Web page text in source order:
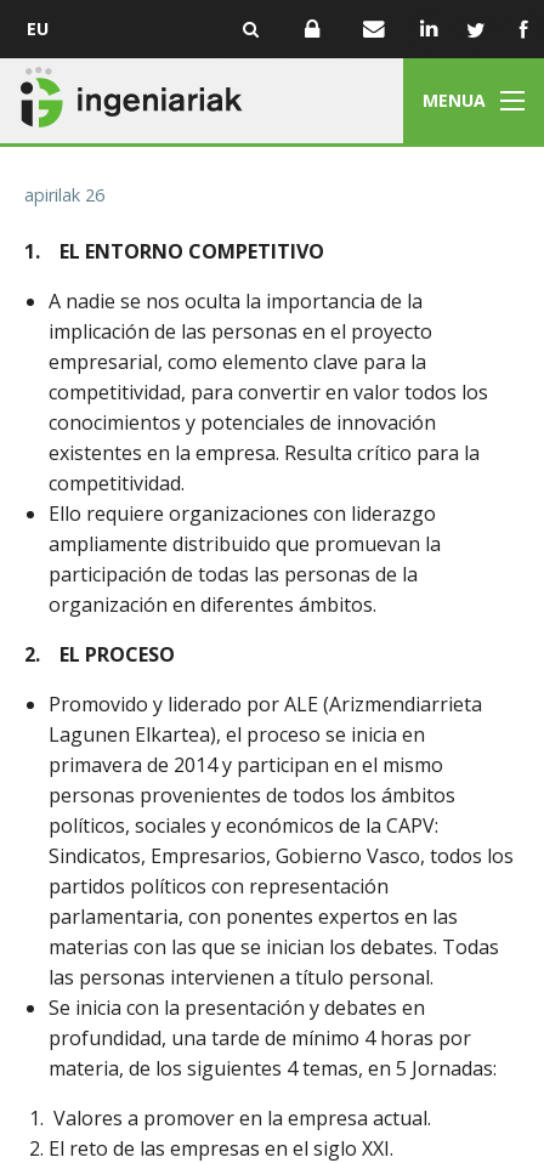
EU
MENUA
apirilak 26
1.
EL ENTORNO COMPETITIVO
A nadie se nos oculta la importancia de la
implicación de las personas en el proyecto
empresarial, como elemento clave para la
competitividad, para convertir en valor todos los
conocimientos y potenciales de innovación
existentes en la empresa. Resulta crítico para la
competitividad.
Ello requiere organizaciones con liderazgo
ampliamente distribuido que promuevan la
participación de todas las personas de la
organización en diferentes ámbitos.
2.
EL PROCESO
Promovido y liderado por ALE (Arizmendiarrieta
Lagunen Elkartea), el proceso se inicia en
primavera de 2014 y participan en el mismo
personas provenientes de todos los ámbitos
políticos, sociales y económicos de la CAPV:
Sindicatos, Empresarios, Gobierno Vasco, todos los
partidos políticos con representación
parlamentaria, con ponentes expertos en las
materias con las que se inician los debates. Todas
las personas intervienen a título personal.
Se inicia con la presentación y debates en
profundidad, una tarde de mínimo 4 horas por
materia, de los siguientes 4 temas, en 5 Jornadas:
Valores a promover en la empresa actual.
El reto de las empresas en el siglo XXI.